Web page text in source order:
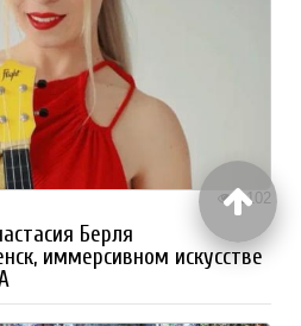
1102
Берля
иммерсивном искусстве